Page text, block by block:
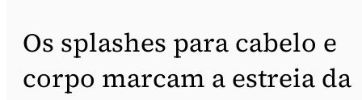
Os splashes para cabelo e
corpo marcam a estreia da